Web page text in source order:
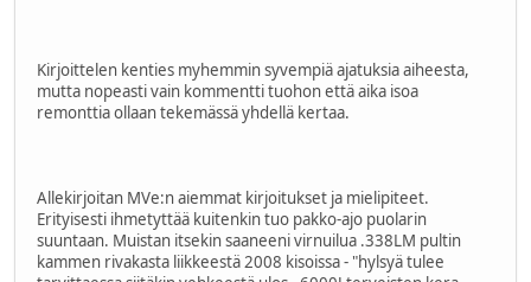
Kirjoittelen kenties myhemmin syvempiä ajatuksia aiheesta,
mutta nopeasti vain kommentti tuohon että aika isoa
remonttia ollaan tekemässä yhdellä kertaa.
Allekirjoitan MVe:n aiemmat kirjoitukset ja mielipiteet.
Erityisesti ihmetyttää kuitenkin tuo pakko-ajo puolarin
suuntaan. Muistan itsekin saaneeni virnuilua .338LM pultin
kammen rivakasta liikkeestä 2008 kisoissa - "hylsyä tulee